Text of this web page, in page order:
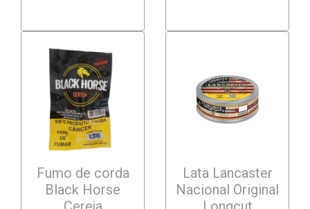
Fumo de corda
Black Horse
Lata Lancaster
Nacional Original